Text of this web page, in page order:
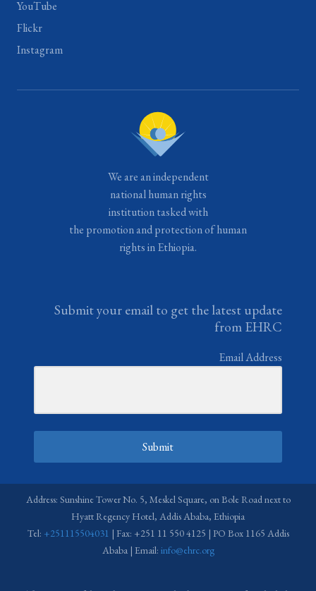
YouTube
Flickr
Instagram
We are an independent
national human rights
institution tasked with
the promotion and protection of human
rights in Ethiopia.
Submit your email to get the latest update
from EHRC
Email Address
Submit
Address: Sunshine Tower No. 5, Meskel Square, on Bole Road next to
Hyatt Regency Hotel, Addis Ababa, Ethiopia
Tel: +251115504031 | Fax: +251 11 550 4125 | PO Box 1165 Addis
Ababa | Email: info@ehrc.org